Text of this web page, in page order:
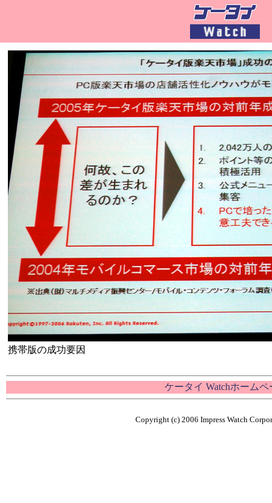
携帯版の成功要因
ケータイ Watchホームペ
Copyright (c) 2006 Impress Watch